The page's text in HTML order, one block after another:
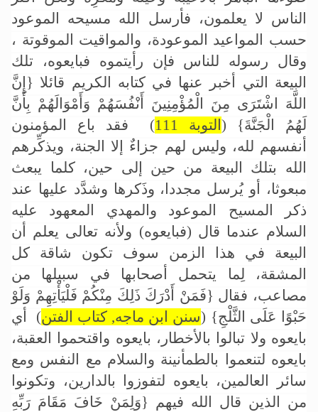
الناس لا يعلمون، فأرسل الله مسيحه الموعود
حسب المواعيد الموعودة، والمواقيت الموقوتة ،
وقال رسوله للناس فإن رأيتموه فبايعوه، تلك
البيعة التي أخبر عنها في كتابه الكريم قائلا {إِنَّ
اللَّهَ اشْتَرَى مِنَ الْمُؤْمِنِينَ أَنْفُسَهُمْ وَأَمْوَالَهُمْ بِأَنَّ
لَهُمُ الْجَنَّةَ} ( التوبة 111 )
فقد باع المؤمنون
أنفسهم لله، وليس لهم جزاءٌ إلا الجنة، ويذكِّرهم
الله بتلك البيعة من حين إلى حين، كلما يبعث
مبعوثا، أو يُرسل مجددا، وذَكرها وشدَّد عليها عند
ذكر المسيح الموعود والمهدي المعهود عليه
السلام عندما قال (فبايعوه) ولأنه تعالى يعلم أن
البيعة في هذا الزمن سوف تكون شاقة كل
المشقة، لِما يتحمل أصحابها في سبيلها من
مصاعب، فقال {فَمَنْ أَدْرَكَ ذَلِكَ مِنْكُمْ فَلْيَأْتِهِمْ وَلَوْ
حَبْوًا عَلَى الثَّلْجِ} (سنن ابن ماجه, كتاب الفتن) أي
بايعوه ولا تبالوا بالأخطار، بايعوه واقتحموا العقبة،
بايعوه لتنعموا بالطمأنينة والسلام مع النفس ومع
سائر العالمين، بايعوه لتفوزوا بالدارين، وتكونوا
من الذين قال الله فيهم {وَلِمَنْ خَافَ مَقَامَ رَبِّهِ